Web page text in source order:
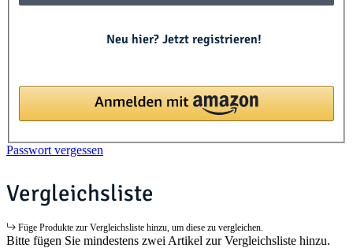
Neu hier? Jetzt registrieren!
Passwort vergessen
Vergleichsliste
Füge Produkte zur Vergleichsliste hinzu, um diese zu vergleichen.
Bitte fügen Sie mindestens zwei Artikel zur Vergleichsliste hinzu.